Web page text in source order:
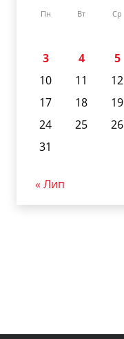
Пн Вт Ср
3
4 5
10
11 12
17
18 19
24
25 26
31
« Лип